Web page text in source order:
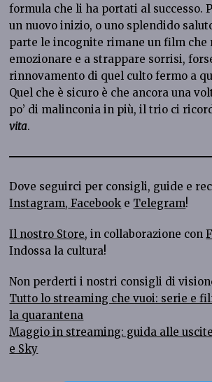
formula che li ha portati al successo.
un nuovo inizio, o uno splendido
parte le incognite rimane un film che
emozionare e a strappare sorrisi,
rinnovamento di quel culto fermo a
Quel che è sicuro è che ancora una
po’ di malinconia in più, il trio ci
vita.
Dove seguirci per consigli, guide e
Instagram, Facebook e Telegram!
Il nostro Store, in collaborazione con
Indossa la cultura!
Non perderti i nostri consigli di
Tutto lo streaming che vuoi: serie e
la quarantena
Maggio in streaming: guida alle
e Sky